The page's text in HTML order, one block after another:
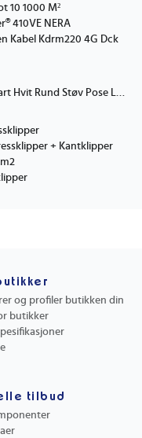
10 1000 M²
410VE NERA
Kabel Kdrm220 4G Dck
+ Kantklipper
og profiler butikken din
butikker
tilbud